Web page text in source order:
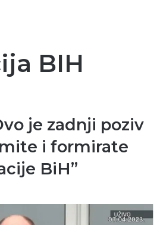
BIH
je zadnji poziv
i formirate
BiH”